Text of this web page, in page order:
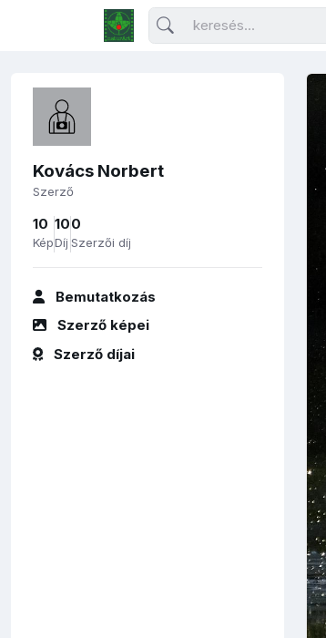
Kovács Norbert
Szerző
10
Kép
10
Díj
0
Szerzői díj
Bemutatkozás
Szerző képei
Szerző díjai